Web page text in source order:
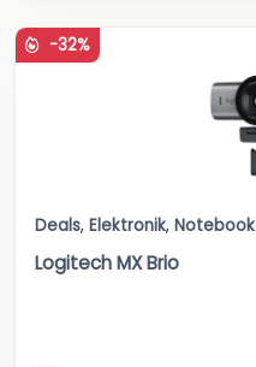
-32%
Deals, Elektronik, Notebook
Logitech MX Brio